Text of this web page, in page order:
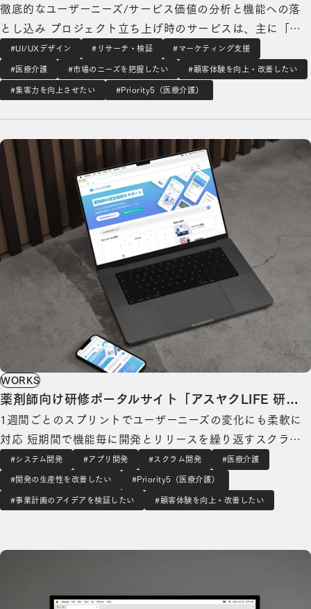
デザインリニューアル
徹底的なユーザーニーズ/サービス価値の分析と機能への落
とし込み プロジェクト立ち上げ時のサービスは、主に「会
員医師が相談したいとき」という限定的な場面での利用に留
まり、アクティブユーザーの増加が課題でした。そのために
どのように改善すべきか、プロジェクトは粗い仮説の状態で
#UI/UXデザイン #リサーチ・検証 #マーケティング支援
#医療介護 #市場のニーズを把握したい #顧客体験を向上・改善したい
#集客力を向上させたい #Priority5（医療介護）
WORKS
薬剤師向け研修ポータルサイト「アスヤクLIFE 研
修」の開発
1週間ごとのスプリントでユーザーニーズの変化にも柔軟に
対応 短期間で機能毎に開発とリリースを繰り返すスクラム
開発によって、スピーディかつ柔軟にプロジェクトを進めま
した。プロジェクト開始後、新型コロナウイルスの流行によ
りオンライン研修機能のニーズが急激に高まった際も、関連
#システム開発 #アプリ開発 #スクラム開発 #医療介護
#開発の生産性を改善したい #Priority5（医療介護）
#事業計画のアイデアを検証したい #顧客体験を向上・改善したい